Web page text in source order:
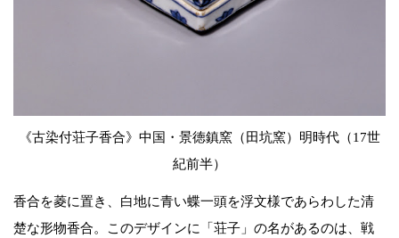
《古染付荘子香合》中国・景徳鎮窯（田坑窯）明時代（17世
紀前半）
香合を菱に置き、白地に青い蝶一頭を浮文様であらわした清
楚な形物香合。このデザインに「荘子」の名があるのは、戦